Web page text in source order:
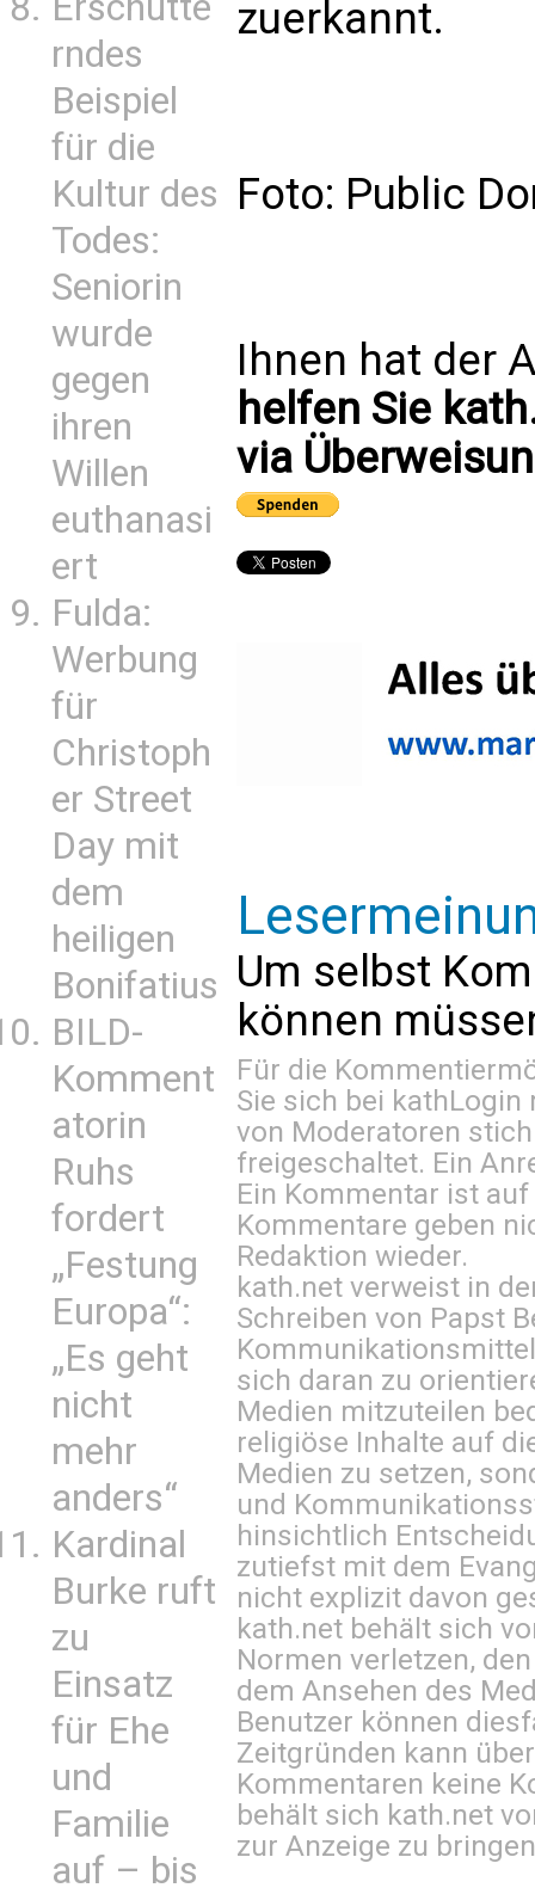
rndes
Beispiel
für die
Kultur des
Todes:
Seniorin
wurde
gegen
ihren
Willen
euthanasi
ert
Fulda:
Werbung
für
Christoph
er Street
Day mit
dem
heiligen
Bonifatius
BILD-
Komment
atorin
Ruhs
fordert
„Festung
Europa“:
„Es geht
nicht
mehr
anders“
Kardinal
Burke ruft
zu
Einsatz
für Ehe
und
Familie
auf – bis
zuerkannt.
Foto: Public
Ihnen hat der
helfen Sie
via
Um selbst
können
Für die
Sie sich bei kathLogin
von Moderatoren
freigeschaltet. Ein
Ein Kommentar ist
Kommentare geben
Redaktion wieder.
kath.net verweist in
Schreiben von Papst
sich daran zu
Medien mitzuteilen
religiöse Inhalte auf
Medien zu setzen,
und
hinsichtlich
zutiefst mit dem
nicht explizit davon
kath.net behält sich
Normen verletzen,
dem Ansehen des
Benutzer können
Zeitgründen kann
Kommentaren keine
behält sich kath.net
zur Anzeige zu